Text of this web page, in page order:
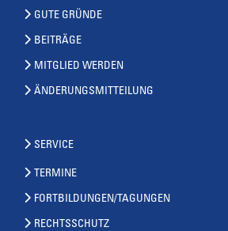
GUTE GRÜNDE
BEITRÄGE
MITGLIED WERDEN
ÄNDERUNGSMITTEILUNG
SERVICE
TERMINE
FORTBILDUNGEN/TAGUNGEN
RECHTSSCHUTZ